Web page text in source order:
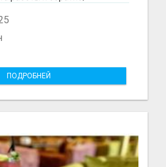
ПОДРОБНЕЙ